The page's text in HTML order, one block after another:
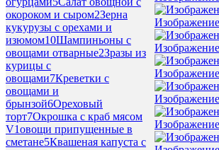
окороком и сыром2Зерна
кукурузы с орехами и
изюмом10Шампиньоны с
овощами отварные2Зразы из
курицы с
овощами7Креветки с
овощами и
брынзой6Ореховый
торт7Окрошка с краб мясом
V1овощи припущенные в
сметане5Квашеная капуста с